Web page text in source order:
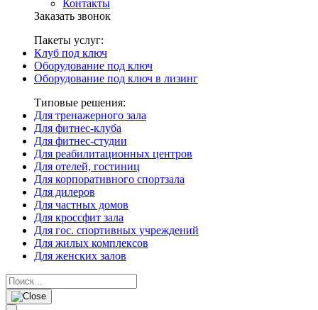
Контакты
Заказать звонок
Пакеты услуг:
Клуб под ключ
Оборудование под ключ
Оборудование под ключ в лизинг
Типовые решения:
Для тренажерного зала
Для фитнес-клуба
Для фитнес-студии
Для реабилитационных центров
Для отелей, гостиниц
Для корпоративного спортзала
Для дилеров
Для частных домов
Для кроссфит зала
Для гос. спортивных учреждений
Для жилых комплексов
Для женских залов